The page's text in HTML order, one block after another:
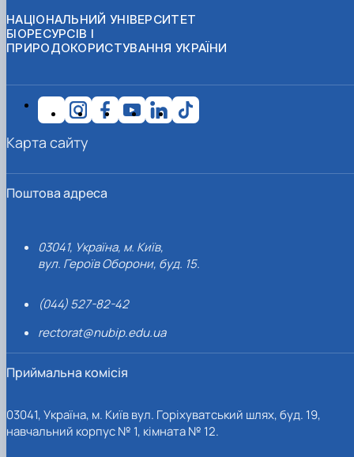
НАЦІОНАЛЬНИЙ УНІВЕРСИТЕТ
БІОРЕСУРСІВ І
ПРИРОДОКОРИСТУВАННЯ УКРАЇНИ
Поштова адреса
03041, Україна, м. Київ,
вул. Героїв Оборони, буд. 15.
(044) 527-82-42
rectorat@nubip.edu.ua
Приймальна комісія
03041, Україна, м. Київ вул. Горіхуватський шлях, буд. 19,
навчальний корпус № 1, кімната № 12.
Карта сайту